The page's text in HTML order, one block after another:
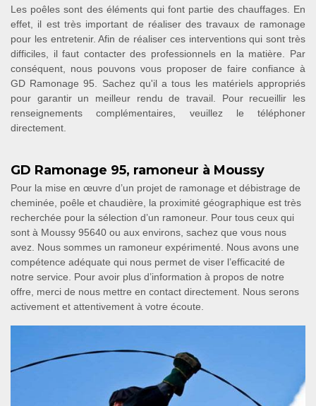
Les poêles sont des éléments qui font partie des chauffages. En
effet, il est très important de réaliser des travaux de ramonage
pour les entretenir. Afin de réaliser ces interventions qui sont très
difficiles, il faut contacter des professionnels en la matière. Par
conséquent, nous pouvons vous proposer de faire confiance à
GD Ramonage 95. Sachez qu'il a tous les matériels appropriés
pour garantir un meilleur rendu de travail. Pour recueillir les
renseignements complémentaires, veuillez le téléphoner
directement.
GD Ramonage 95, ramoneur à Moussy
Pour la mise en œuvre d’un projet de ramonage et débistrage de
cheminée, poêle et chaudière, la proximité géographique est très
recherchée pour la sélection d’un ramoneur. Pour tous ceux qui
sont à Moussy 95640 ou aux environs, sachez que vous nous
avez. Nous sommes un ramoneur expérimenté. Nous avons une
compétence adéquate qui nous permet de viser l’efficacité de
notre service. Pour avoir plus d’information à propos de notre
offre, merci de nous mettre en contact directement. Nous serons
activement et attentivement à votre écoute.